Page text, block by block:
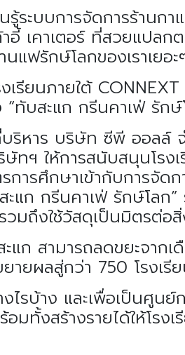
ระบบการจัดการร้านกา
อี้ เคาเตอร์ ที่สวยแปล
ฟรักษ์โลกของเราเยอะ
ยนภายใต้ CONNEXT
ทับสะแก กรีนคาเฟ่ รักษ์
ริหาร บริษัท ซีพี ออลล์
ริษัทฯ ให้การสนับสนุนโร
รศึกษาเข้ากับการจัดก
แก กรีนคาเฟ่ รักษ์โลก
มถึงใช้วัสดุเป็นมิตรต่อ
แก สามารถลดขยะจาก
ายผลสู่กว่า 750 โรงเรี
ไรบ้าง และเพื่อเป็นศูน
มทั้งสร้างรายได้ให้โรง